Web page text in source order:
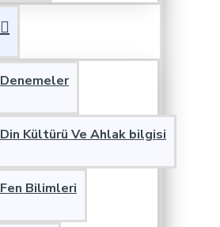
Denemeler
Din Kültürü Ve Ahlak bilgisi
Fen Bilimleri